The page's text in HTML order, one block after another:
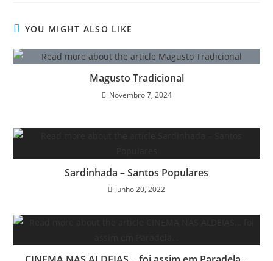
YOU MIGHT ALSO LIKE
Magusto Tradicional
Novembro 7, 2024
Sardinhada – Santos Populares
Junho 20, 2022